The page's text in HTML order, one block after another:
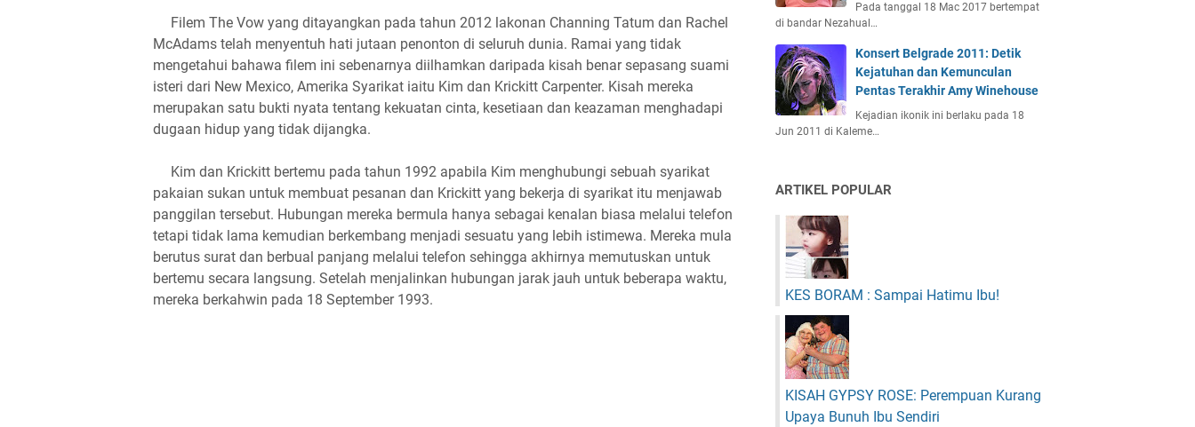
Filem The Vow yang ditayangkan pada tahun 2012 lakonan Channing Tatum dan Rachel
McAdams telah menyentuh hati jutaan penonton di seluruh dunia. Ramai yang tidak
mengetahui bahawa filem ini sebenarnya diilhamkan daripada kisah benar sepasang suami
isteri dari New Mexico, Amerika Syarikat iaitu Kim dan Krickitt Carpenter. Kisah mereka
merupakan satu bukti nyata tentang kekuatan cinta, kesetiaan dan keazaman menghadapi
dugaan hidup yang tidak dijangka.
Kim dan Krickitt bertemu pada tahun 1992 apabila Kim menghubungi sebuah syarikat
pakaian sukan untuk membuat pesanan dan Krickitt yang bekerja di syarikat itu menjawab
panggilan tersebut. Hubungan mereka bermula hanya sebagai kenalan biasa melalui telefon
tetapi tidak lama kemudian berkembang menjadi sesuatu yang lebih istimewa. Mereka mula
berutus surat dan berbual panjang melalui telefon sehingga akhirnya memutuskan untuk
bertemu secara langsung. Setelah menjalinkan hubungan jarak jauh untuk beberapa waktu,
mereka berkahwin pada 18 September 1993.
Pada tanggal 18 Mac 2017 bertempat
di bandar Nezahual…
Konsert Belgrade 2011: Detik
Kejatuhan dan Kemunculan
Pentas Terakhir Amy Winehouse
Kejadian ikonik ini berlaku pada 18
Jun 2011 di Kaleme…
ARTIKEL POPULAR
KES BORAM : Sampai Hatimu Ibu!
KISAH GYPSY ROSE: Perempuan Kurang
Upaya Bunuh Ibu Sendiri